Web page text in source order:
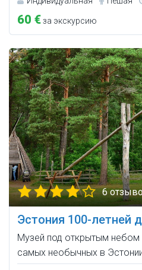
60 €за экскурсию
6
Эстония 100-летней
Музей под открытым небом
самых необычных в